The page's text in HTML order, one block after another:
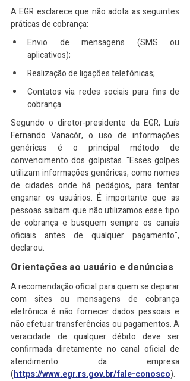
A EGR esclarece que não adota as seguintes
práticas de cobrança:
Envio de mensagens (SMS ou
aplicativos);
Realização de ligações telefônicas;
Contatos via redes sociais para fins de
cobrança.
Segundo o diretor-presidente da EGR, Luís
Fernando Vanacôr, o uso de informações
genéricas é o principal método de
convencimento dos golpistas. "Esses golpes
utilizam informações genéricas, como nomes
de cidades onde há pedágios, para tentar
enganar os usuários. É importante que as
pessoas saibam que não utilizamos esse tipo
de cobrança e busquem sempre os canais
oficiais antes de qualquer pagamento",
declarou.
Orientações ao usuário e denúncias
A recomendação oficial para quem se deparar
com sites ou mensagens de cobrança
eletrônica é não fornecer dados pessoais e
não efetuar transferências ou pagamentos. A
veracidade de qualquer débito deve ser
confirmada diretamente no canal oficial de
atendimento da empresa
(https://www.egr.rs.gov.br/fale-conosco).